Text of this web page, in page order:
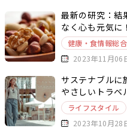
最新の研究：結
なく心も元気に！
健康・食情報総合
2023年11月06
サステナブルに
やさしいトラベ
ライフスタイル
2023年10月28